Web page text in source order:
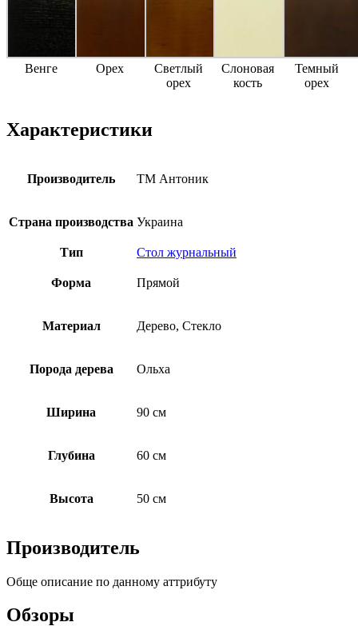
Венге Орех
Светлый
орех
Слоновая
кость
Темный
орех
Характеристики
Производитель ТМ Антоник
Страна производства Украина
Тип Стол журнальный
Форма Прямой
Материал Дерево, Стекло
Порода дерева Ольха
Ширина 90 см
Глубина 60 см
Высота 50 см
Производитель
Обще описание по данному аттрибуту
Обзоры